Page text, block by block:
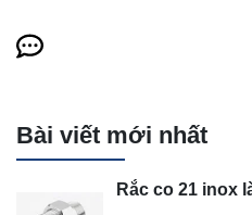
Bài viết mới nhất
Rắc co 21 inox